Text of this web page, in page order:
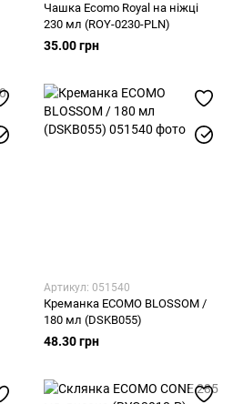
Чашка Ecomo Royal на ніжці
230 мл (ROY-0230-PLN)
35.00 грн
Артикул: 051540
Креманка ECOMO BLOSSOM /
180 мл (DSKB055)
48.30 грн